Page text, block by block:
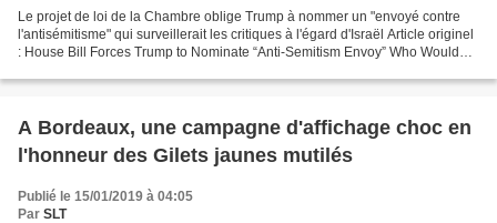
Le projet de loi de la Chambre oblige Trump à nommer un "envoyé contre
l'antisémitisme" qui surveillerait les critiques à l'égard d'Israël Article originel
: House Bill Forces Trump to Nominate “Anti-Semitism Envoy” Who Would
A Bordeaux, une campagne d'affichage choc en
l'honneur des Gilets jaunes mutilés
Publié le 15/01/2019 à 04:05
Par SLT